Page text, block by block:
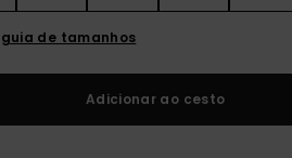
de tamanhos
Adicionar ao cesto